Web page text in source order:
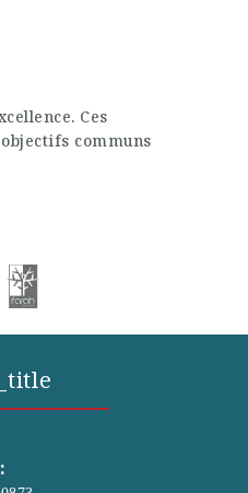
Ces
communs